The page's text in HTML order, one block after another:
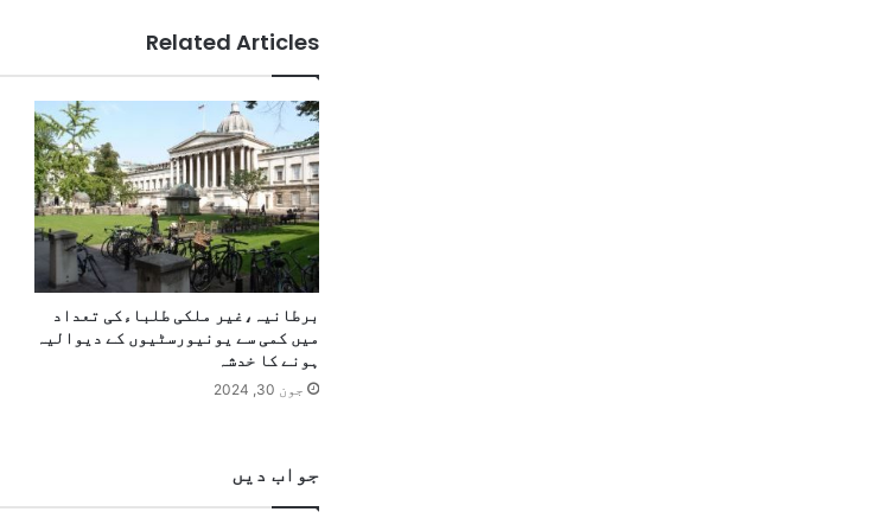
Related Articles
برطانیہ،غیر ملکی طلباءکی تعداد
میں کمی سے یونیورسٹیوں کے دیوالیہ
ہونے کا خدشہ
جون 30, 2024
جواب دیں